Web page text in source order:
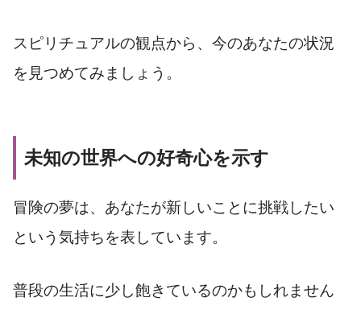
スピリチュアルの観点から、今のあなたの状況
を見つめてみましょう。
未知の世界への好奇心を示す
冒険の夢は、あなたが新しいことに挑戦したい
という気持ちを表しています。
普段の生活に少し飽きているのかもしれません